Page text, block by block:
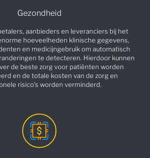
Gezondheid
aanbieders en leveranciers bij het
hoeveelheden klinische gegevens,
en medicijngebruik om automatisch
te detecteren. Hierdoor kunnen
de beste zorg voor patiënten worden
en de totale kosten van de zorg en
risico's worden verminderd.